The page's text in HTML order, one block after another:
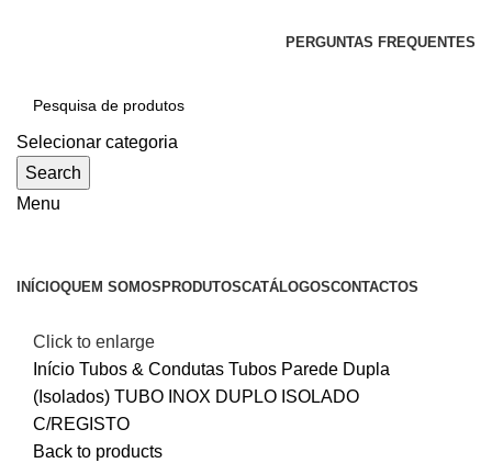
PERGUNTAS FREQUENTES
Selecionar categoria
Search
Menu
INÍCIOQUEM SOMOS PRODUTOSCATÁLOGOSCONTACTOS
Click to enlarge
Início Tubos & Condutas Tubos Parede Dupla
(Isolados) TUBO INOX DUPLO ISOLADO
C/REGISTO
Back to products